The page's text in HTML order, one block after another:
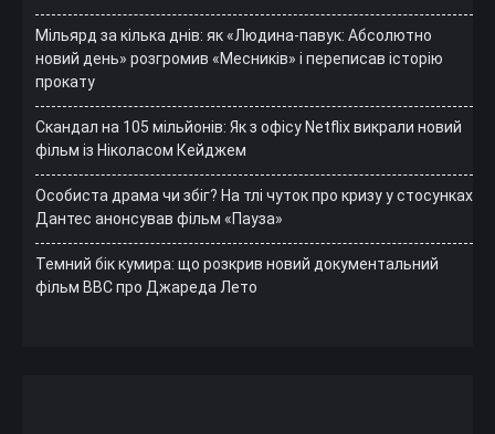
Мільярд за кілька днів: як «Людина-павук: Абсолютно
новий день» розгромив «Месників» і переписав історію
прокату
Скандал на 105 мільйонів: Як з офісу Netflix викрали новий
фільм із Ніколасом Кейджем
Особиста драма чи збіг? На тлі чуток про кризу у стосунках
Дантес анонсував фільм «Пауза»
Темний бік кумира: що розкрив новий документальний
фільм ВВС про Джареда Лето